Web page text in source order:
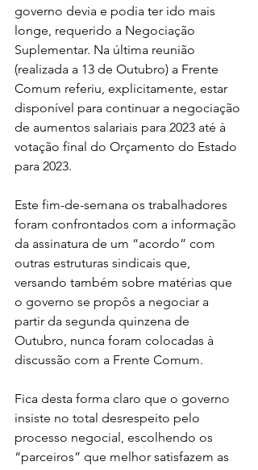
governo devia e podia ter ido mais
longe, requerido a Negociação
Suplementar. Na última reunião
(realizada a 13 de Outubro) a Frente
Comum referiu, explicitamente, estar
disponível para continuar a negociação
de aumentos salariais para 2023 até à
votação final do Orçamento do Estado
para 2023.
Este fim-de-semana os trabalhadores
foram confrontados com a informação
da assinatura de um “acordo” com
outras estruturas sindicais que,
versando também sobre matérias que
o governo se propôs a negociar a
partir da segunda quinzena de
Outubro, nunca foram colocadas à
discussão com a Frente Comum.
Fica desta forma claro que o governo
insiste no total desrespeito pelo
processo negocial, escolhendo os
“parceiros” que melhor satisfazem as